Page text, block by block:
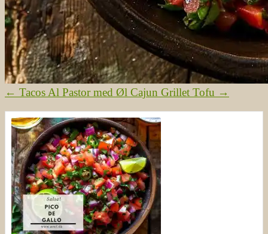
← Tacos Al Pastor med Øl Cajun Grillet Tofu →